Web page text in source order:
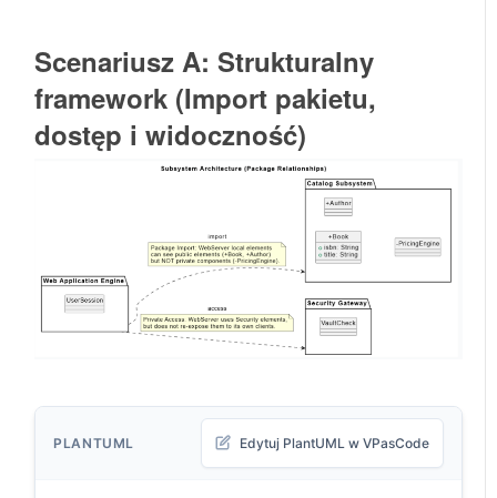
Scenariusz A: Strukturalny
framework (Import pakietu,
dostęp i widoczność)
PLANTUML Edytuj PlantUML w VPasCode